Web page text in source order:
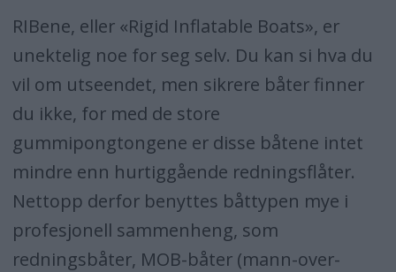
RIBene, eller «Rigid Inflatable Boats», er
unektelig noe for seg selv. Du kan si hva du
vil om utseendet, men sikrere båter finner
du ikke, for med de store
gummipongtongene er disse båtene intet
mindre enn hurtiggående redningsflåter.
Nettopp derfor benyttes båttypen mye i
profesjonell sammenheng, som
redningsbåter, MOB-båter (mann-over-